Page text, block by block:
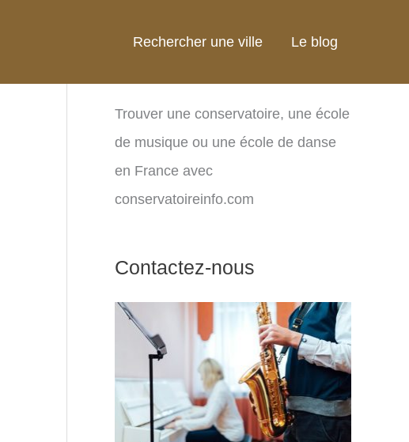
Rechercher une ville Le blog
Trouver une conservatoire, une école
de musique ou une école de danse
en France avec
conservatoireinfo.com
Contactez-nous